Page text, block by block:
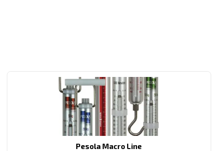
Pesola Macro Line